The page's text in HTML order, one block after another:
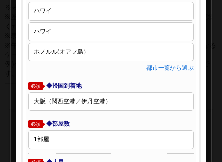
※表示金額はオンライン予約時の金額です。
ください。
※表示時間はすべて現地時間・24時間表示です。
※午前0時以降に出発する深夜便について、搭乗日をお間違えになる
ケースが多く発生しています。
例)4月8日00：30出発の場合、搭乗手続きは4月7日22:30が目安で
都市一覧から選ぶ
必須 ◆帰国到着地
必須 ◆部屋数